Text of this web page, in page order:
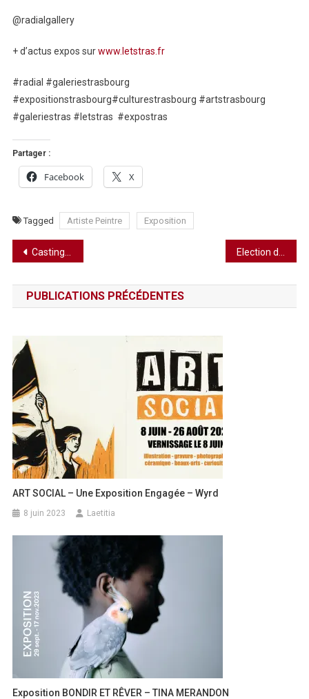
@radialgallery
+ d’actus expos surwww.letstras.fr
#radial #galeriestrasbourg
#expositionstrasbourg#culturestrasbourg #artstrasbourg
#galeriestras #letstras #expostras
Partager :
Facebook X
Tagged Artiste Peintre Exposition
Navigation
de
l’article
Casting Miss Elégance Alsace 2023
PUBLICATIONS PRÉCÉDENTES
ART SOCIAL – Une Exposition Engagée – Wyrd
8 juin 2023 Laetitia
Exposition BONDIR ET RÊVER – TINA MERANDON